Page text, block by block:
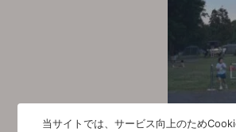
当サイトでは、サービス向上のため